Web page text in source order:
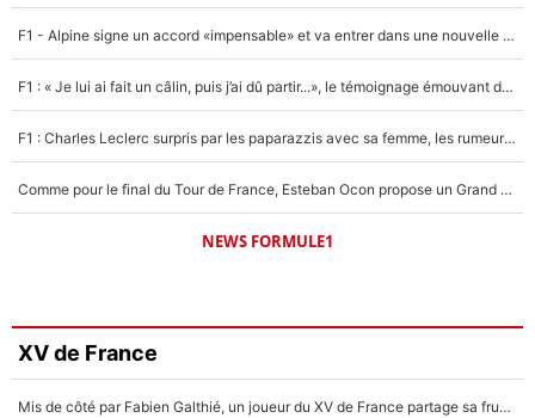
F1 - Alpine signe un accord «impensable» et va entrer dans une nouvelle dimension : Grande nouvelle pour Pierre Gasly !
F1 : « Je lui ai fait un câlin, puis j’ai dû partir...», le témoignage émouvant de Max Verstappen sur sa fille
F1 : Charles Leclerc surpris par les paparazzis avec sa femme, les rumeurs étaient vraies !
Comme pour le final du Tour de France, Esteban Ocon propose un Grand Prix de Formule 1 à Paris : «Autour de l’Arc de Triomphe, ce serait génial» !
NEWS FORMULE1
XV de France
Mis de côté par Fabien Galthié, un joueur du XV de France partage sa frustration : «ils ne me l’ont pas dit tout de suite»